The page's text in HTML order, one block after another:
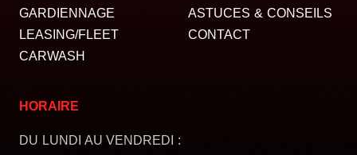
GARDIENNAGE
LEASING/FLEET
CARWASH
ASTUCES & CONSEILS
CONTACT
HORAIRE
DU LUNDI AU VENDREDI :